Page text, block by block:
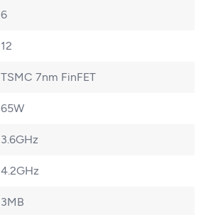
6
12
TSMC 7nm FinFET
65W
3.6GHz
4.2GHz
3MB